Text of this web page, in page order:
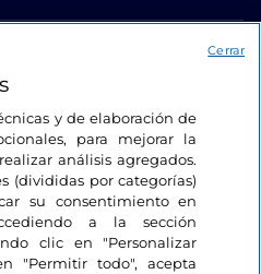
y de elaboración de
para mejorar la
análisis agregados.
(divididas por categorías)
su consentimiento en
a la sección
clic en "Personalizar
"Permitir todo", acepta
Cerrar